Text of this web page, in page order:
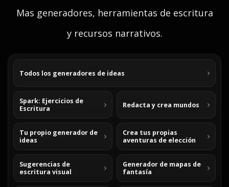
Mas generadores, herramientas de escritura
y recursos narrativos.
Todos los generadores de ideas
Spark: Ejercicios de
Escritura
Redacta y crea mundos
Tu propio generador de
ideas
Crea tus propias
aventuras de elección
Sugerencias de
escritura visual
Generador de mapas de
fantasía